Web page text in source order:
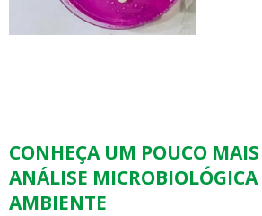
CONHEÇA UM POUCO MAIS
ANÁLISE MICROBIOLÓGICA
AMBIENTE